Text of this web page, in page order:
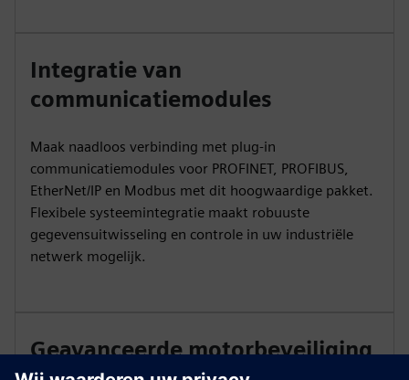
Integratie van
communicatiemodules
Maak naadloos verbinding met plug-in
communicatiemodules voor PROFINET, PROFIBUS,
EtherNet/IP en Modbus met dit hoogwaardige pakket.
Flexibele systeemintegratie maakt robuuste
gegevensuitwisseling en controle in uw industriële
netwerk mogelijk.
Geavanceerde motorbeveiliging